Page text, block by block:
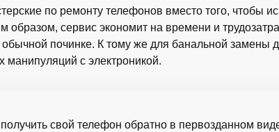
по ремонту телефонов вместо того, чтобы
сервис экономит на времени и
починке. К тому же для банальной замены
с электроникой.
свой телефон обратно в первозданном